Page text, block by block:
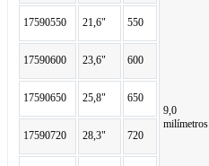
9,0
milímetros
17590550 21,6" 550
17590600 23,6" 600
17590650 25,8" 650
17590720 28,3" 720